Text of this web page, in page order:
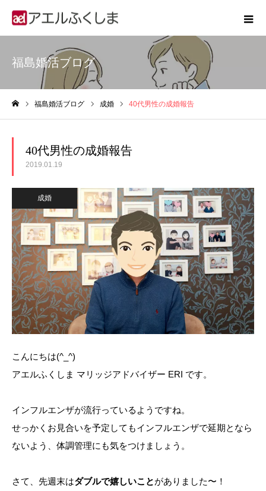
福島婚活ブログ
福島婚活ブログ 成婚 40代男性の成婚報告
40代男性の成婚報告
2019.01.19
成婚
こんにちは(^_^)
アエルふくしま マリッジアドバイザー ERI です。
インフルエンザが流行っているようですね。
せっかくお見合いを予定してもインフルエンザで延期となら
ないよう、体調管理にも気をつけましょう。
さて、先週末はダブルで嬉しいことがありました〜！